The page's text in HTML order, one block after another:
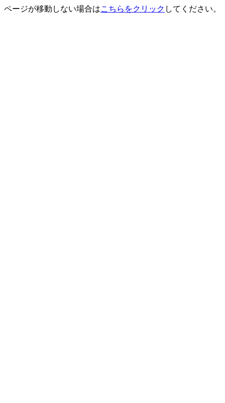
ページが移動しない場合はこちらをクリック してください。